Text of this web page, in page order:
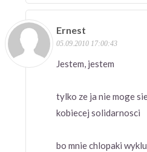
Ernest
05.09.2010 17:00:43
Jestem, jestem
tylko ze ja nie moge
kobiecej solidarnosci
bo mnie chlopaki